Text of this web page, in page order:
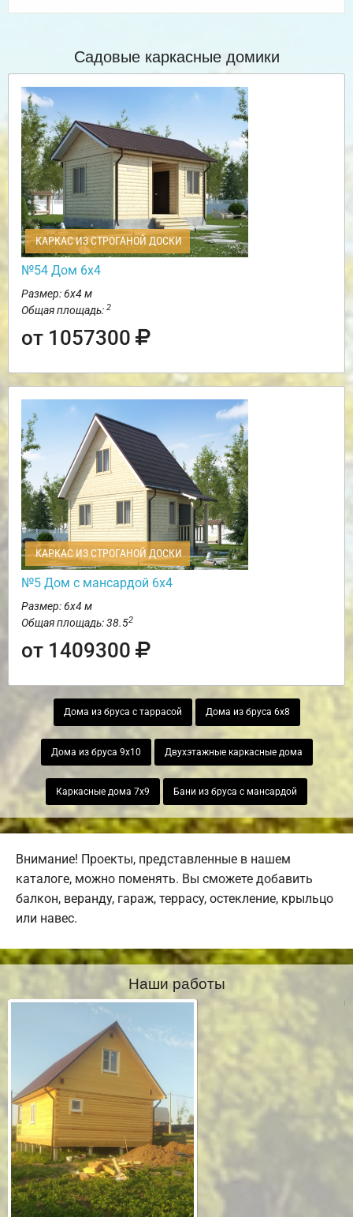
Садовые каркасные домики
КАРКАС ИЗ СТРОГАНОЙ ДОСКИ
№54 Дом 6х4
Размер: 6х4 м
Общая площадь: 2
от 1057300
КАРКАС ИЗ СТРОГАНОЙ ДОСКИ
№5 Дом с мансардой 6х4
Размер: 6х4 м
Общая площадь: 38.52
от 1409300
Дома из бруса с таррасой Дома из бруса 6х8
Дома из бруса 9х10 Двухэтажные каркасные дома
Каркасные дома 7х9 Бани из бруса с мансардой
Внимание! Проекты, представленные в нашем
каталоге, можно поменять. Вы сможете добавить
балкон, веранду, гараж, террасу, остекление, крыльцо
или навес.
Наши работы